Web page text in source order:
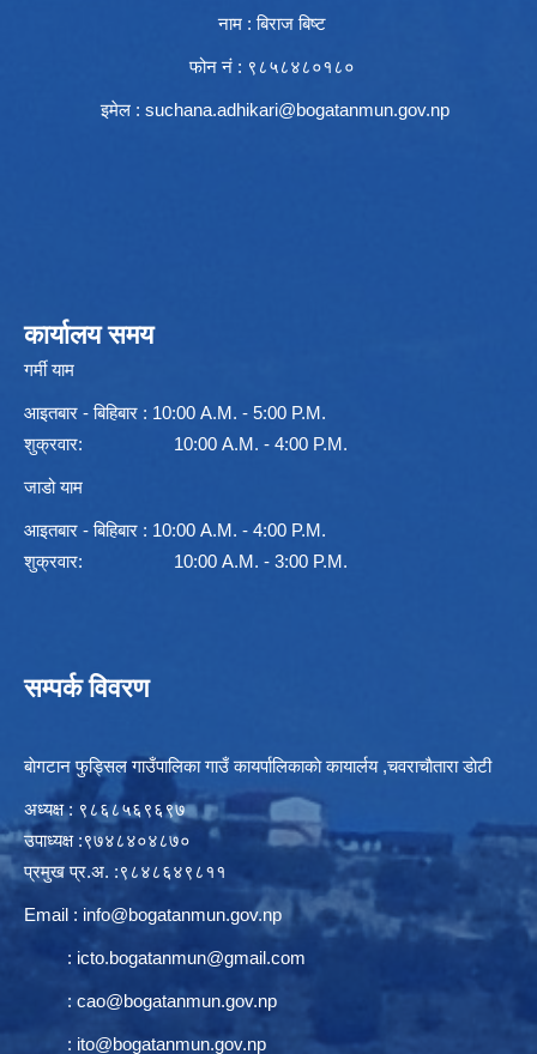
नाम : बिराज बिष्ट
फोन नं : ९८५८४८०१८०
इमेल : suchana.adhikari@bogatanmun.gov.np
कार्यालय समय
गर्मी याम
आइतबार - बिहिबार : 10:00 A.M. - 5:00 P.M.
शुक्रवार: 10:00 A.M. - 4:00 P.M.
जाडो याम
आइतबार - बिहिबार : 10:00 A.M. - 4:00 P.M.
शुक्रवार: 10:00 A.M. - 3:00 P.M.
सम्पर्क विवरण
बाेगटान फुड्सिल गाउँपालिका गाउँ कायर्पालिकाकाे कायार्लय ,चवराचाैतारा डाेटी
अध्यक्ष : ९८६८५६९६९७
उपाध्यक्ष :९७४८४०४८७०
प्रमुख प्र.अ. :९८४८६४९८११
Email : info@bogatanmun.gov.np
: icto.bogatanmun@gmail.com
: cao@bogatanmun.gov.np
: ito@bogatanmun.gov.np